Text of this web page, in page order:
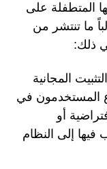
المتطفلة على
ما تنتشر من
ذلك:
المجانية
المستخدمون في
أو
إلى النظام